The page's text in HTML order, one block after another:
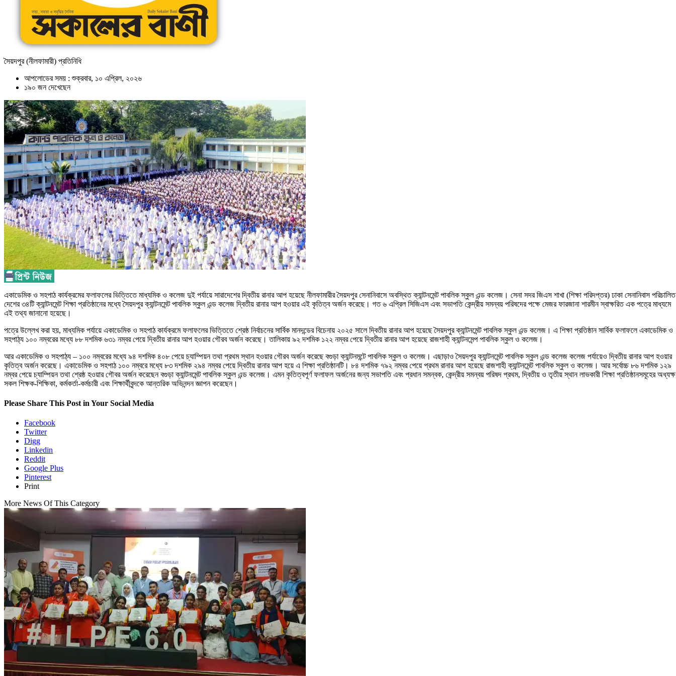
সৈয়দপুর (নীলফামারী) প্রতিনিধি
আপলোডের সময় : শুক্রবার, ১০ এপ্রিল, ২০২৬
১৯০ জন দেখেছেন
একাডেমিক ও সহপাঠ কার্যক্রমের ফলাফলের ভিত্তিতে মাধ্যমিক ও কলেজ দুই পর্যায়ে সারাদেশের দ্বিতীয় রানার আপ হয়েছে নীলফামারীর সৈয়দপুর সেনানিবাসে অবস্থিত ক্যান্টনমেন্ট পাবলিক স্কুল এন্ড কলেজ। সেনা সদর জিএস শাখা (শিক্ষা পরিদপ্তর) ঢাকা সেনানিবাস পরিচালিত
দেশের ৩৪টি ক্যান্টনমেন্ট শিক্ষা প্রতিষ্ঠানের মধ্যে সৈয়দপুর ক্যান্টনমেন্ট পাবলিক স্কুল এন্ড কলেজ দ্বিতীয় রানার আপ হওয়ার এই কৃতিত্ব অর্জন করেছে। গত ৬ এপ্রিল সিজিএস এবং সভাপতি কেন্দ্রীয় সমন্বয় পরিষদের পক্ষে মেজর ফারজানা শারমীন স্বাক্ষরিত এক পত্রে মাধ্যমে
এই তথ্য জানানো হয়েছে।
পত্রে উল্লেখ করা হয়, মাধ্যমিক পর্যায়ে একাডেমিক ও সহপাঠ কার্যক্রমে ফলাফলের ভিত্তিতে শ্রেষ্ঠ নির্বাচনের সার্বিক মানদন্ডের বিচেনায় ২০২৫ সালে দ্বিতীয় রানার আপ হয়েছে সৈয়দপুর ক্যান্টনমেন্ট পাবলিক স্কুল এন্ড কলেজ। এ শিক্ষা প্রতিষ্ঠান সার্বিক ফলাফলে একাডেমিক ও
সহপাঠ্য ১০০ নম্বরের মধ্যে ৮৮ দশমিক ৬৩১ নম্বর পেয়ে দ্বিতীয় রানার আপ হওয়ার গৌরব অর্জন করেছে। তালিকায় ৯২ দশমিক ১২২ নম্বর পেয়ে দ্বিতীয় রানার আপ হয়েছে রাজশাহী ক্যান্টনমেন্প পাবলিক স্কুল ও কলেজ।
আর একাডেমিক ও সহপাঠ্য – ১০০ নম্বরের মধ্যে ৯৪ দশমিক ৪০৮ পেয়ে চ্যাম্পিয়ন তথা প্রথম স্থান হওয়ার গৌরব অর্জন করেছে বগুড়া ক্যান্টনমন্টে পাবলিক স্কুল ও কলেজ। এছাড়াও সৈয়দপুর ক্যান্টনমেন্ট পাবলিক স্কুল এন্ড কলেজ কলেজ পর্যায়েও দ্বিতীয় রানার আপ হওয়ার
কৃতিত্ব অর্জন করেছে। একাডেমিক ও সহপাঠ ১০০ নম্বরে মধ্যে ৮৩ দশমিক ২৯৪ নম্বর পেয়ে দ্বিতীয় রানার আপ হয়ে এ শিক্ষা প্রতিষ্ঠানটি। ৮৪ দশমিক ৭৯২ নম্বর পেয়ে প্রথম রানার আপ হয়েছে রাজশাহী ক্যান্টনমেন্ট পাবলিক স্কুল ও কলেজ। আর সর্বোচ্চ ৮৬ দশমিক ১২৯
নম্বর পেয়ে চ্যাম্পিয়ন তথা শ্রেষ্ঠ হওয়ার গৌবর অর্জন করেছেন বগুড়া ক্যান্টনমেন্ট পাবলিক স্কুল এন্ড কলেজ। এমন কৃতিত্বপূর্ণ ফলাফল অর্জনের জন্য সভাপতি এবং প্রধান সমন্বক, কেন্দ্রীয় সমন্বয় পরিষদ প্রথম, দ্বিতীয় ও তৃতীয় স্থান লাভকারী শিক্ষা প্রতিষ্ঠানসমূহের
সকল শিক্ষক-শিক্ষিকা, কর্মকর্তা-কর্মচারী এবং শিক্ষার্থীবৃন্দকে আন্তরিক অভিনন্দন জ্ঞাপন করেছেন।
Please Share This Post in Your Social Media
Facebook
Twitter
Digg
Linkedin
Reddit
Google Plus
Pinterest
Print
More News Of This Category